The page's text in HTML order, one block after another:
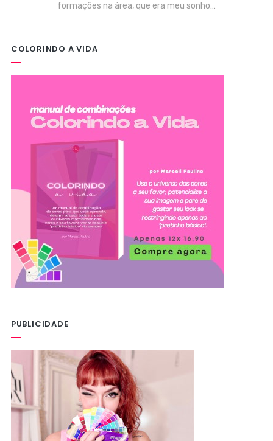
formações na área, que era meu sonho…
COLORINDO A VIDA
PUBLICIDADE